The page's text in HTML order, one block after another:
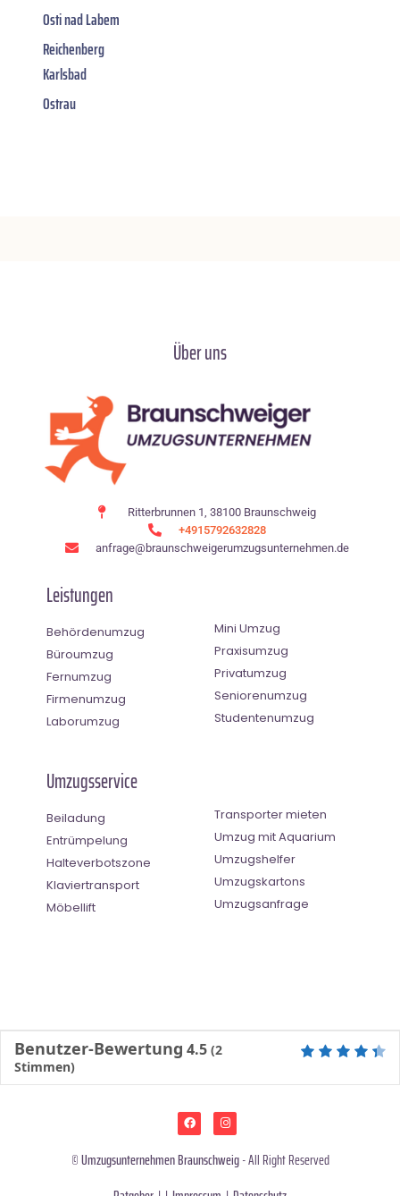
Osti nad Labem
Reichenberg
Karlsbad
Ostrau
Über uns
Ritterbrunnen 1, 38100 Braunschweig
+4915792632828
anfrage@braunschweigerumzugsunternehmen.de
Leistungen
Behördenumzug
Büroumzug
Fernumzug
Firmenumzug
Laborumzug
Mini Umzug
Praxisumzug
Privatumzug
Seniorenumzug
Studentenumzug
Umzugsservice
Beiladung
Entrümpelung
Halteverbotszone
Klaviertransport
Möbellift
Transporter mieten
Umzug mit Aquarium
Umzugshelfer
Umzugskartons
Umzugsanfrage
Benutzer-Bewertung 4.5 (2
Stimmen)
©Umzugsunternehmen Braunschweig- All Right Reserved